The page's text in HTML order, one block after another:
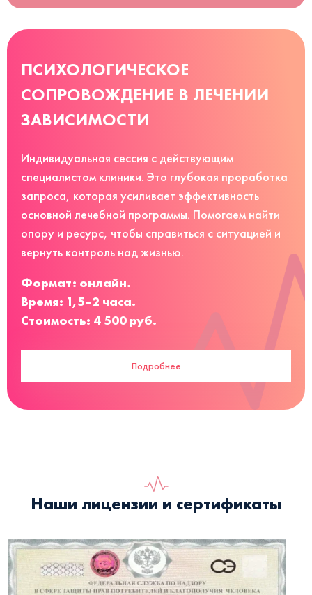
ПСИХОЛОГИЧЕСКОЕ
СОПРОВОЖДЕНИЕ В ЛЕЧЕНИИ
ЗАВИСИМОСТИ
Индивидуальная сессия с действующим
специалистом клиники. Это глубокая проработка
запроса, которая усиливает эффективность
основной лечебной программы. Помогаем найти
опору и ресурс, чтобы справиться с ситуацией и
вернуть контроль над жизнью.
Формат: онлайн.
Время: 1,5–2 часа.
Стоимость: 4 500 руб.
Подробнее
Наши лицензии и сертификаты